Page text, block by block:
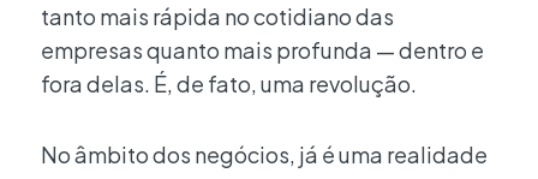
tanto mais rápida no cotidiano das
empresas quanto mais profunda — dentro e
fora delas. É, de fato, uma revolução.
No âmbito dos negócios, já é uma realidade